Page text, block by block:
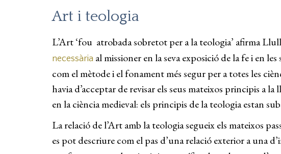
Art i teologia
L’Art ‘fou atrobada sobretot per a la teologia’ afirma
necessària al missioner en la seva exposició de la fe i en les
com el mètode i el fonament més segur per a totes les
havia d’acceptar de revisar els seus mateixos principis a
en la ciència medieval: els principis de la teologia estan
La relació de l’Art amb la teologia segueix els mateixos
es pot descriure com el pas d’una relació exterior a una